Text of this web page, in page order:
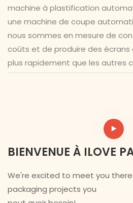
machine à plastification
une machine de coupe
nous sommes en mesure de
coûts et de produire des
plus rapidement que les autres
BIENVENUE À ILOVE
We're excited to meet you
packaging projects you